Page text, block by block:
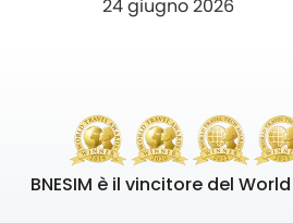
24 giugno 2026
BNESIM è il vincitore del